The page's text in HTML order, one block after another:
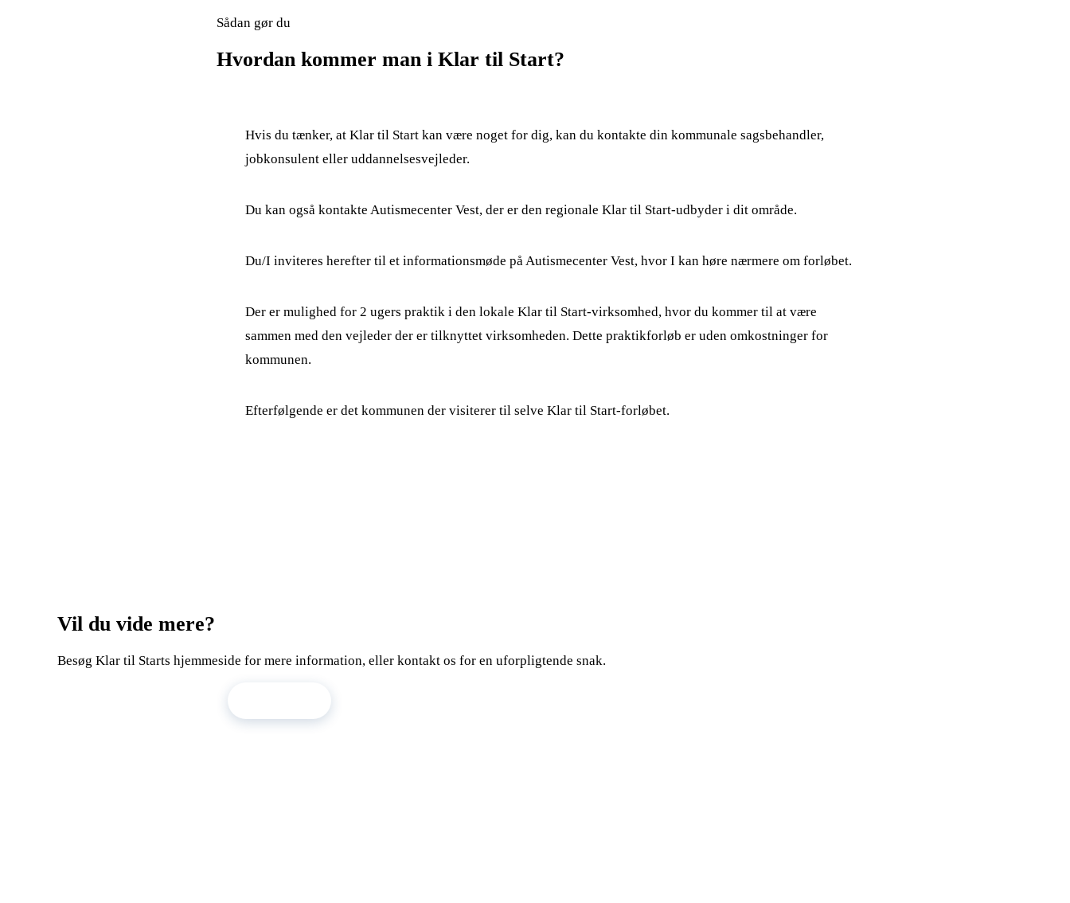
Sådan gør du
Hvordan kommer man i Klar til Start?
Hvis du tænker, at Klar til Start kan være noget for dig, kan du kontakte din kommunale sagsbehandler,
jobkonsulent eller uddannelsesvejleder.
Du kan også kontakte Autismecenter Vest, der er den regionale Klar til Start-udbyder i dit område.
Du/I inviteres herefter til et informationsmøde på Autismecenter Vest, hvor I kan høre nærmere om forløbet.
Der er mulighed for 2 ugers praktik i den lokale Klar til Start-virksomhed, hvor du kommer til at være
sammen med den vejleder der er tilknyttet virksomheden. Dette praktikforløb er uden omkostninger for
kommunen.
Efterfølgende er det kommunen der visiterer til selve Klar til Start-forløbet.
Vil du vide mere?
Besøg Klar til Starts hjemmeside for mere information, eller kontakt os for en uforpligtende snak.